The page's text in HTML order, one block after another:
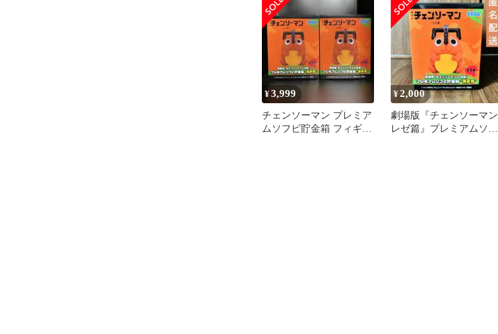
¥3,999
チェンソーマン プレミア
ムソフビ貯金箱 フィギュ
¥2,000
劇場版『チェンソーマン
レゼ篇』プレミアムソフ